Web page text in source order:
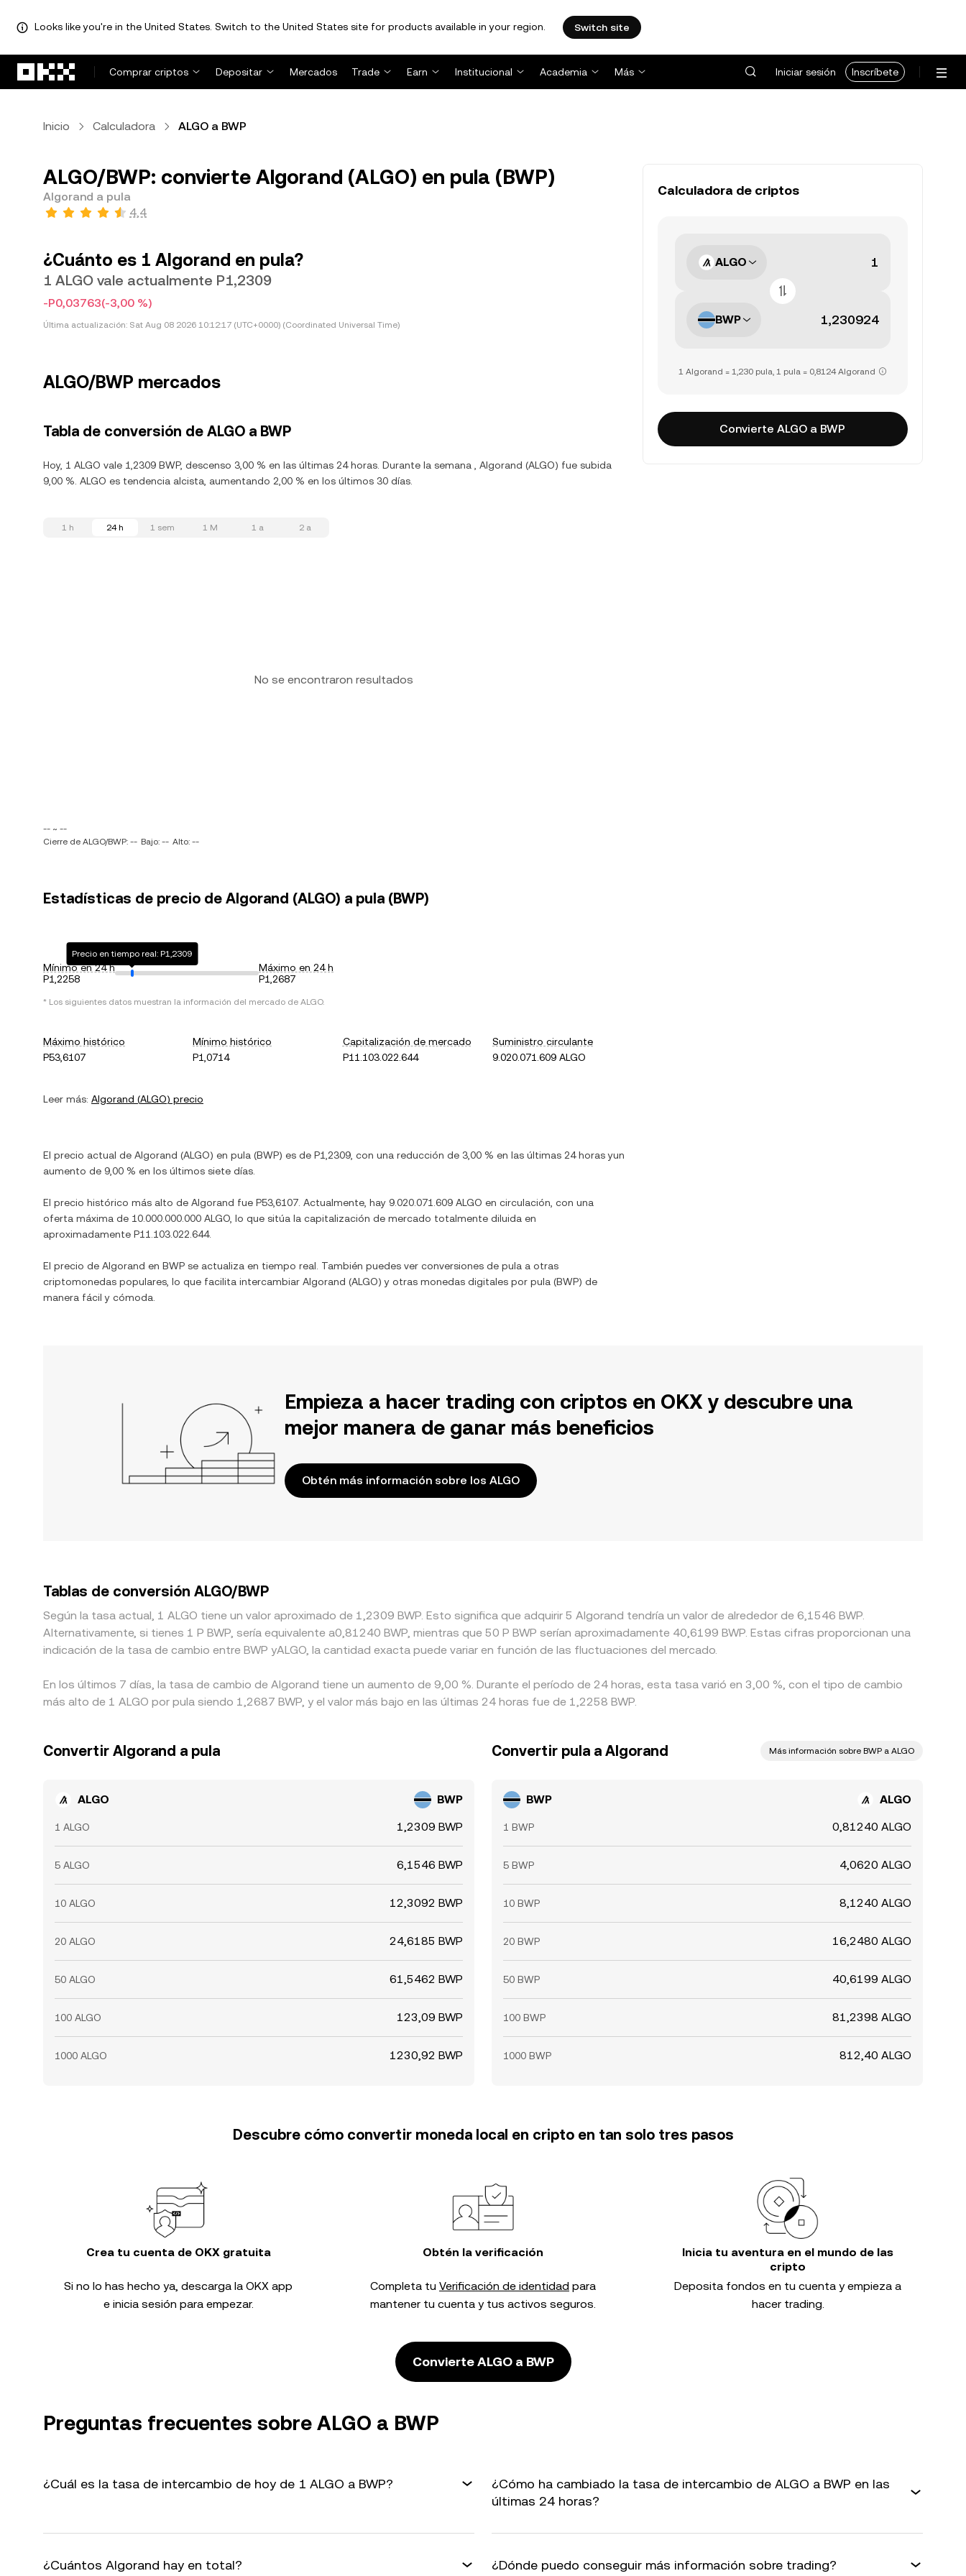
Looks like you're in the United States. Switch to the United States site for products available in your region. Switch site
Comprar criptos
Depositar Mercados Trade Earn Institucional Academia Más Iniciar sesión Inscríbete
Inicio Calculadora ALGO a BWP
ALGO/BWP: convierte Algorand (ALGO) en pula (BWP)
Algorand a pula
4,4
¿Cuánto es 1 Algorand en pula?
1 ALGO vale actualmente P1,2309
-P0,03763(-3,00 %)
Última actualización: Sat Aug 08 2026 10:12:17 (UTC+0000) (Coordinated Universal Time)
ALGO/BWP mercados
Tabla de conversión de ALGO a BWP
Hoy, 1 ALGO vale 1,2309 BWP, descenso 3,00 % en las últimas 24 horas. Durante la semana , Algorand (ALGO) fue subida
9,00 %. ALGO es tendencia alcista, aumentando 2,00 % en los últimos 30 días.
1 h 24 h 1 sem 1 M 1 a 2 a
No se encontraron resultados
-- ~ --
Cierre de ALGO/BWP: -- Bajo: -- Alto: --
Estadísticas de precio de Algorand (ALGO) a pula (BWP)
Mínimo en 24 h
P1,2258
Precio en tiempo real: P1,2309
Máximo en 24 h
P1,2687
* Los siguientes datos muestran la información del mercado de ALGO.
Máximo histórico
P53,6107
Mínimo histórico
P1,0714
Capitalización de mercado
P11.103.022.644
Suministro circulante
9.020.071.609 ALGO
Leer más: Algorand (ALGO) precio
El precio actual de Algorand (ALGO) en pula (BWP) es de P1,2309 , con una reducción de 3,00 % en las últimas 24 horas yun
aumento de 9,00 % en los últimos siete días.
El precio histórico más alto de Algorand fue P53,6107 . Actualmente, hay 9.020.071.609 ALGO en circulación, con una
oferta máxima de 10.000.000.000 ALGO , lo que sitúa la capitalización de mercado totalmente diluida en
aproximadamente P11.103.022.644.
El precio de Algorand en BWP se actualiza en tiempo real. También puedes ver conversiones de pula a otras
criptomonedas populares, lo que facilita intercambiar Algorand (ALGO) y otras monedas digitales por pula (BWP) de
manera fácil y cómoda.
Calculadora de criptos
ALGO
BWP
1 Algorand = 1,230 pula, 1 pula = 0,8124 Algorand
Convierte ALGO a BWP
Empieza a hacer trading con criptos en OKX y descubre una
mejor manera de ganar más beneficios
Obtén más información sobre los ALGO
Tablas de conversión ALGO/BWP
Según la tasa actual, 1 ALGO tiene un valor aproximado de 1,2309 BWP. Esto significa que adquirir 5 Algorand tendría un valor de alrededor de 6,1546 BWP.
Alternativamente, si tienes 1 P BWP, sería equivalente a0,81240 BWP, mientras que 50 P BWP serían aproximadamente 40,6199 BWP. Estas cifras proporcionan una
indicación de la tasa de cambio entre BWP yALGO, la cantidad exacta puede variar en función de las fluctuaciones del mercado.
En los últimos 7 días, la tasa de cambio de Algorand tiene un aumento de 9,00 %. Durante el período de 24 horas, esta tasa varió en 3,00 %, con el tipo de cambio
más alto de 1 ALGO por pula siendo 1,2687 BWP, y el valor más bajo en las últimas 24 horas fue de 1,2258 BWP.
Convertir Algorand a pula
ALGO BWP
1 ALGO 1,2309 BWP
5 ALGO 6,1546 BWP
10 ALGO 12,3092 BWP
20 ALGO 24,6185 BWP
50 ALGO 61,5462 BWP
100 ALGO 123,09 BWP
1000 ALGO 1230,92 BWP
Convertir pula a Algorand Más información sobre BWP a ALGO
BWP ALGO
1 BWP 0,81240 ALGO
5 BWP 4,0620 ALGO
10 BWP 8,1240 ALGO
20 BWP 16,2480 ALGO
50 BWP 40,6199 ALGO
100 BWP 81,2398 ALGO
1000 BWP 812,40 ALGO
Descubre cómo convertir moneda local en cripto en tan solo tres pasos
Crea tu cuenta de OKX gratuita
Si no lo has hecho ya, descarga la OKX app
e inicia sesión para empezar.
Obtén la verificación
Completa tu Verificación de identidad para
mantener tu cuenta y tus activos seguros.
Inicia tu aventura en el mundo de las
cripto
Deposita fondos en tu cuenta y empieza a
hacer trading.
Convierte ALGO a BWP
Preguntas frecuentes sobre ALGO a BWP
¿Cuál es la tasa de intercambio de hoy de 1 ALGO a BWP?
¿Cómo ha cambiado la tasa de intercambio de ALGO a BWP en las
últimas 24 horas?
¿Cuántos Algorand hay en total? ¿Dónde puedo conseguir más información sobre trading?